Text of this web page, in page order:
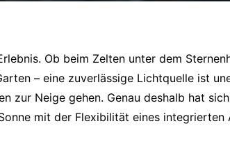
Ob beim Zelten unter dem
– eine zuverlässige Lichtquelle ist
zur Neige gehen. Genau deshalb hat
mit der Flexibilität eines integrierten